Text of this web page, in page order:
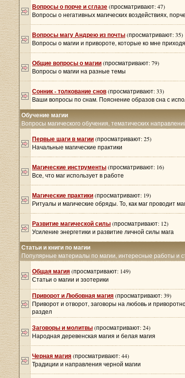
Вопросы о порче и сглазе(просматривают: 47)
Вопросы о негативных магических воздействиях,
Вопросы магу Андрею из почты(просматривают: 35)
Вопросы о магии и привороте, которые ко мне
Общие вопросы о магии(просматривают: 79)
Вопросы о магии на разные темы
Сонник - толкование снов(просматривают: 33)
Ваши вопросы по снам. Пояснение образов сна с
Обучение магии
Вопросы магического обучения, тематических
Первые шаги в магии(просматривают: 25)
Начальные магические практики
Магические инструменты(просматривают: 16)
Все, что маг использует в работе
Магические практики(просматривают: 19)
Ритуалы и магические обряды. То, как маг проводит
Развитие магической силы(просматривают: 12)
Усиление энергетики и развитие личной силы мага
Статьи и книги по магии
Популярные материалы по магии, интересные работы и
Общая магия(просматривают: 149)
Статьи о магии и эзотерики
Приворот и Любовная магия(просматривают: 39)
Приворот и отворот, заговоры на любовь и
раздел
Заговоры и молитвы(просматривают: 24)
Народная деревенская магия и белая магия
Черная магия(просматривают: 44)
Традиции и направления черной магии